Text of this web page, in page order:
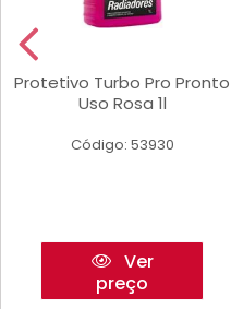
Protetivo Turbo Pro Pronto
Uso Rosa 1l
Código: 53930
Ver
preço